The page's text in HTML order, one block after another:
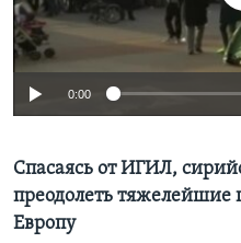
Learning English
СОЦИАЛЬНЫЕ СЕТИ
Языки
0:00
Спасаясь от ИГИЛ,
преодолеть тяжелейшие
Европу